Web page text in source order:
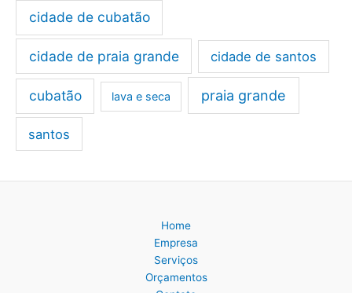
cidade de cubatão
cidade de praia grande cidade de santos
cubatão lava e seca praia grande
santos
Home
Empresa
Serviços
Orçamentos